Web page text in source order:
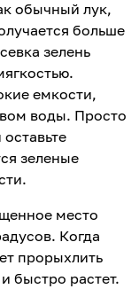
обычный лук,
больше
зелень
емкости,
воды. Просто
зеленые
место
Когда
прорыхлить
быстро растет.